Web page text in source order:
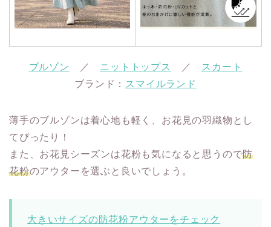
ブルゾン ／ ニットトップス ／
スカート
ブランド： スマイルランド
薄手のブルゾンは着心地も軽く、お花見の羽織物とし
てぴったり！
また、お花見シーズンは花粉も気になると思うので防
花粉のアウターを選ぶと良いでしょう。
大きいサイズの防花粉アウターをチェック